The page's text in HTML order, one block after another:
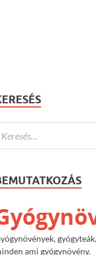
ami gyógynövény.